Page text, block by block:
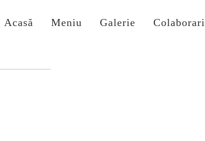
Acasă Meniu Galerie Colaborari